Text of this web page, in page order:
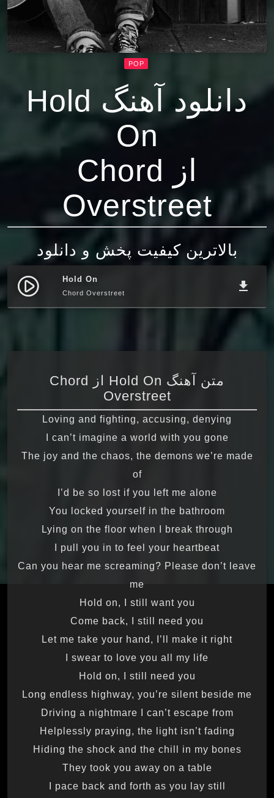
POP
دانلود آهنگ Hold
On
از Chord
Overstreet
بالاترین کیفیت پخش و دانلود
play_circle_filled Hold On
Chord Overstreet file_download
متن آهنگ Hold On از Chord
Overstreet
Loving and fighting, accusing, denying
I can’t imagine a world with you gone
The joy and the chaos, the demons we’re made
of
I’d be so lost if you left me alone
You locked yourself in the bathroom
Lying on the floor when I break through
I pull you in to feel your heartbeat
Can you hear me screaming? Please don’t leave
me
Hold on, I still want you
Come back, I still need you
Let me take your hand, I’ll make it right
I swear to love you all my life
Hold on, I still need you
Long endless highway, you’re silent beside me
Driving a nightmare I can’t escape from
Helplessly praying, the light isn’t fading
Hiding the shock and the chill in my bones
They took you away on a table
I pace back and forth as you lay still